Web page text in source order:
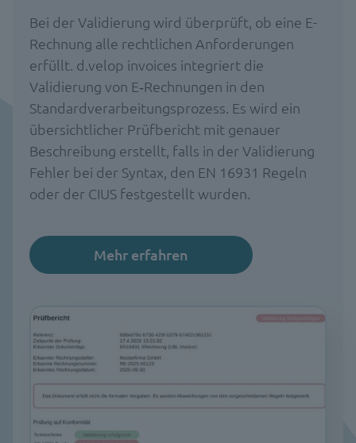
Bei der Validierung wird überprüft, ob eine E-
Rechnung alle rechtlichen Anforderungen
erfüllt. d.velop invoices integriert die
Validierung von E‑Rechnungen in den
Standardverarbeitungsprozess. Es wird ein
übersichtlicher Prüfbericht mit genauer
Beschreibung erstellt, falls in der Validierung
Fehler bei der Syntax, den EN 16931 Regeln
oder der CIUS festgestellt wurden.
Mehr erfahren